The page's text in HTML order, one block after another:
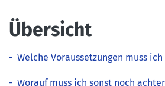
Übersicht
- Welche Voraussetzungen muss
- Worauf muss ich sonst noch